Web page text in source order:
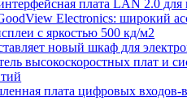
плата LAN 2.0 для
Electronics: широкий
с яркостью 500 кд/м2
новый шкаф для
высокоскоростных плат и
плата цифровых